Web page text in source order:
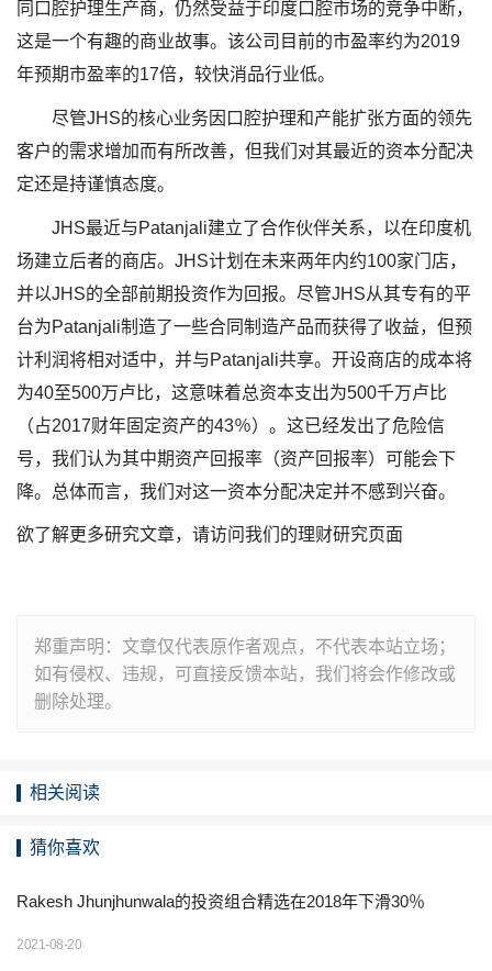
同口腔护理生产商，仍然受益于印度口腔市场的竞争中断，
这是一个有趣的商业故事。该公司目前的市盈率约为2019
年预期市盈率的17倍，较​​快消品行业低。
尽管JHS的核心业务因口腔护理和产能扩张方面的领先
客户的需求增加而有所改善，但我们对其最近的资本分配决
定还是持谨慎态度。
JHS最近与Patanjali建立了合作伙伴关系，以在印度机
场建立后者的商店。JHS计划在未来两年内约100家门店，
并以JHS的全部前期投资作为回报。尽管JHS从其专有的平
台为Patanjali制造了一些合同制造产品而获得了收益，但预
计利润将相对适中，并与Patanjali共享。开设商店的成本将
为40至500万卢比，这意味着总资本支出为500千万卢比
（占2017财年固定资产的43％）。这已经发出了危险信
号，我们认为其中期资产回报率（资产回报率）可能会下
降。总体而言，我们对这一资本分配决定并不感到兴奋。
欲了解更多研究文章，请访问我们的理财研究页面
郑重声明：文章仅代表原作者观点，不代表本站立场；
如有侵权、违规，可直接反馈本站，我们将会作修改或
删除处理。
相关阅读
猜你喜欢
Rakesh Jhunjhunwala的投资组合精选在2018年下滑30％
2021-08-20